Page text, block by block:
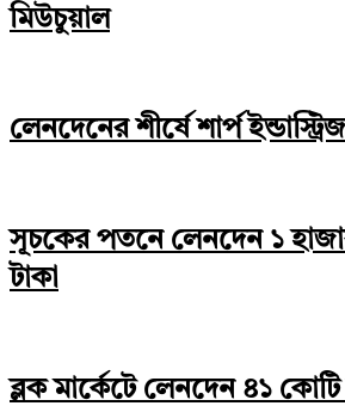
মিউচুয়াল
লেনদেনের শীর্ষে শার্প ইন্ডাস্ট্রিজ
সূচকের পতনে লেনদেন ১
টাকা
ব্লক মার্কেটে লেনদেন ৪১ কোটি